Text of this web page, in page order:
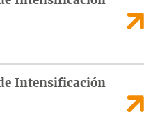
Intensificación